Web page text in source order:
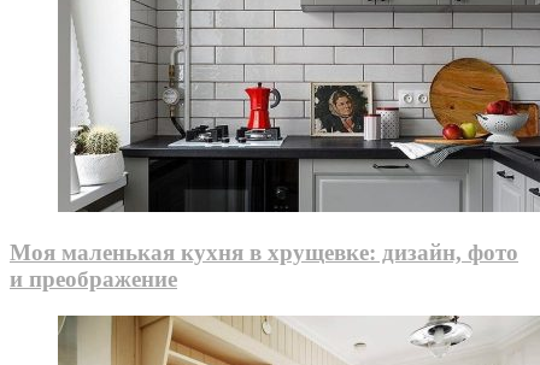
Моя маленькая кухня в хрущевке: дизайн, фото
и преображение